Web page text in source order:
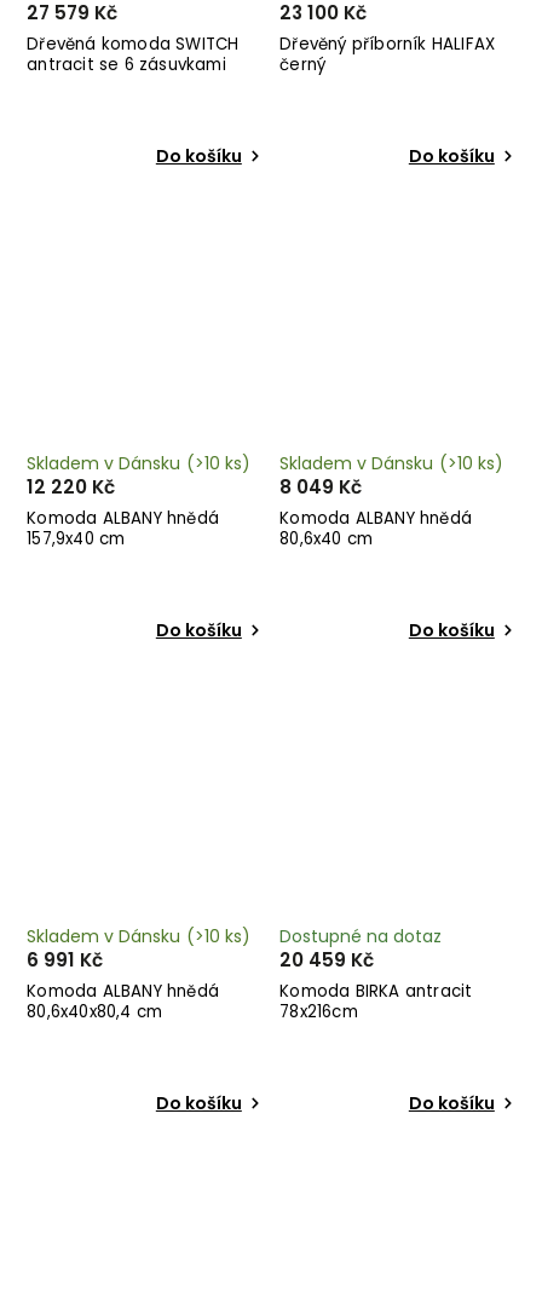
Dřevěná komoda SWITCH
antracit se 6 zásuvkami
27 579 Kč
Do košíku
Dřevěný příborník HALIFAX
černý
23 100 Kč
Do košíku
Komoda ALBANY hnědá
157,9x40 cm
Skladem v Dánsku (>10 ks)
12 220 Kč
Do košíku
Komoda ALBANY hnědá
80,6x40 cm
Skladem v Dánsku (>10 ks)
8 049 Kč
Do košíku
Komoda ALBANY hnědá
80,6x40x80,4 cm
Skladem v Dánsku (>10 ks)
6 991 Kč
Do košíku
Komoda BIRKA antracit
78x216cm
Dostupné na dotaz
20 459 Kč
Do košíku